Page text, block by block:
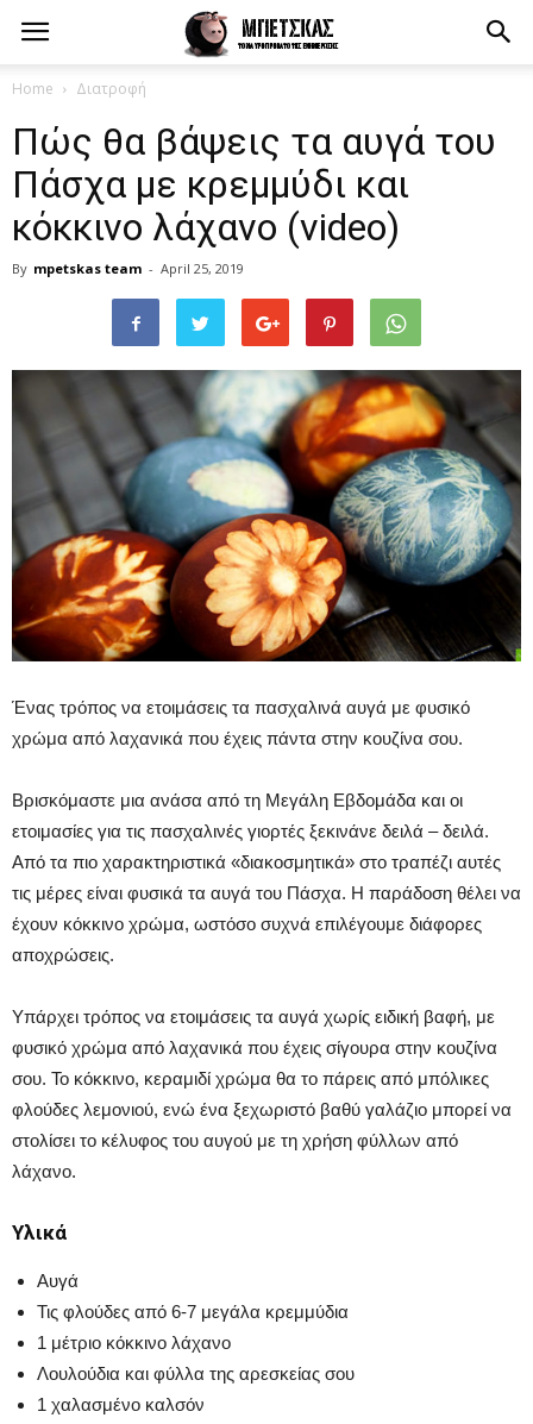
Home Διατροφή
Πώς θα βάψεις τα αυγά του
Πάσχα με κρεμμύδι και
κόκκινο λάχανο (video)
By mpetskas team - April 25, 2019
Ένας τρόπος να ετοιμάσεις τα πασχαλινά αυγά με φυσικό
χρώμα από λαχανικά που έχεις πάντα στην κουζίνα σου.
Βρισκόμαστε μια ανάσα από τη Μεγάλη Εβδομάδα και οι
ετοιμασίες για τις πασχαλινές γιορτές ξεκινάνε δειλά – δειλά.
Από τα πιο χαρακτηριστικά «διακοσμητικά» στο τραπέζι αυτές
τις μέρες είναι φυσικά τα αυγά του Πάσχα. Η παράδοση θέλει να
έχουν κόκκινο χρώμα, ωστόσο συχνά επιλέγουμε διάφορες
αποχρώσεις.
Υπάρχει τρόπος να ετοιμάσεις τα αυγά χωρίς ειδική βαφή, με
φυσικό χρώμα από λαχανικά που έχεις σίγουρα στην κουζίνα
σου. Το κόκκινο, κεραμιδί χρώμα θα το πάρεις από μπόλικες
φλούδες λεμονιού, ενώ ένα ξεχωριστό βαθύ γαλάζιο μπορεί να
στολίσει το κέλυφος του αυγού με τη χρήση φύλλων από
λάχανο.
Υλικά
Αυγά
Τις φλούδες από 6-7 μεγάλα κρεμμύδια
1 μέτριο κόκκινο λάχανο
Λουλούδια και φύλλα της αρεσκείας σου
1 χαλασμένο καλσόν